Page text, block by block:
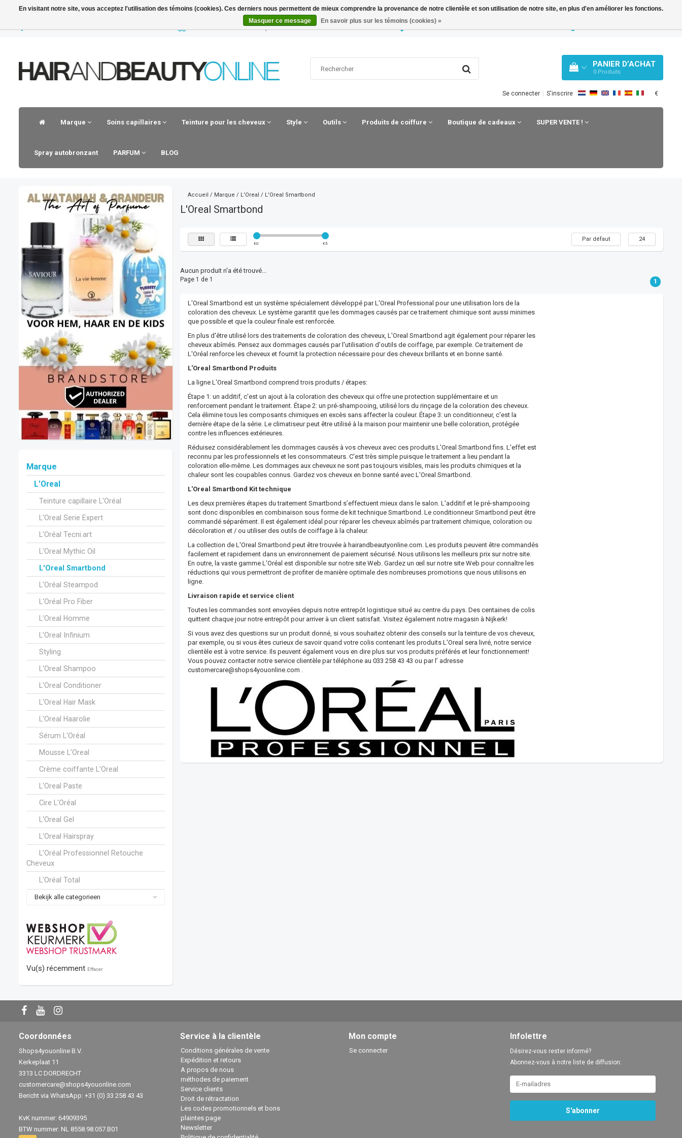
LIVRAISON RAPIDE VOOR 23.30 UUR BESTELD, MAANDAG IN HUIS* HAIRANDBEAUTY BLOG WHATSAPP: +31 33 258 43 43
PANIER D’ACHAT
0 Produits
Se connecter S'inscrire €
Marque Soins capillaires Teinture pour les cheveux Style Outils Produits de coiffure Boutique de cadeaux SUPER VENTE !
Spray autobronzant PARFUM BLOG
Marque
L'Oreal
Teinture capillaire L'Oréal
L‘Oreal Serie Expert
L'Oréal Tecni.art
L'Oreal Mythic Oil
L'Oreal Smartbond
L'Oréal Steampod
L'Oréal Pro Fiber
L'Oreal Homme
L'Oreal Infinium
Styling
L'Oreal Shampoo
L'Oreal Conditioner
L'Oreal Hair Mask
L'Oreal Haarolie
Sérum L'Oréal
Mousse L'Oreal
Crème coiffante L'Oreal
L'Oreal Paste
Cire L'Oréal
L'Oreal Gel
L'Oreal Hairspray
L'Oréal Professionnel Retouche
Cheveux
L'Oréal Total
Bekijk alle categorieen
Vu(s) récemment Effacer
Accueil / Marque / L'Oreal / L'Oreal Smartbond
L'Oreal Smartbond
€0 €5
Par défaut 24
Aucun produit n'a été trouvé...
Page 1 de 1 1
L'Oreal Smartbond est un système spécialement développé par L'Oreal Professional pour une utilisation lors de la
coloration des cheveux. Le système garantit que les dommages causés par ce traitement chimique sont aussi minimes
que possible et que la couleur finale est renforcée.
En plus d'être utilisé lors des traitements de coloration des cheveux, L'Oreal Smartbond agit également pour réparer les
cheveux abîmés. Pensez aux dommages causés par l'utilisation d'outils de coiffage, par exemple. Ce traitement de
L'Oréal renforce les cheveux et fournit la protection nécessaire pour des cheveux brillants et en bonne santé.
L'Oreal Smartbond Produits
La ligne L'Oreal Smartbond comprend trois produits / étapes:
Étape 1: un additif, c'est un ajout à la coloration des cheveux qui offre une protection supplémentaire et un
renforcement pendant le traitement. Étape 2: un pré-shampooing, utilisé lors du rinçage de la coloration des cheveux.
Cela élimine tous les composants chimiques en excès sans affecter la couleur. Étape 3: un conditionneur, c'est la
dernière étape de la série. Le climatiseur peut être utilisé à la maison pour maintenir une belle coloration, protégée
contre les influences extérieures.
Réduisez considérablement les dommages causés à vos cheveux avec ces produits L'Oreal Smartbond fins. L'effet est
reconnu par les professionnels et les consommateurs. C'est très simple puisque le traitement a lieu pendant la
coloration elle-même. Les dommages aux cheveux ne sont pas toujours visibles, mais les produits chimiques et la
chaleur sont les coupables connus. Gardez vos cheveux en bonne santé avec L'Oreal Smartbond.
L'Oreal Smartbond Kit technique
Les deux premières étapes du traitement Smartbond s’effectuent mieux dans le salon. L'additif et le pré-shampooing
sont donc disponibles en combinaison sous forme de kit technique Smartbond. Le conditionneur Smartbond peut être
commandé séparément. Il est également idéal pour réparer les cheveux abîmés par traitement chimique, coloration ou
décoloration et / ou utiliser des outils de coiffage à la chaleur.
La collection de L'Oreal Smartbond peut être trouvée à hairandbeautyonline.com. Les produits peuvent être commandés
facilement et rapidement dans un environnement de paiement sécurisé. Nous utilisons les meilleurs prix sur notre site.
En outre, la vaste gamme L'Oréal est disponible sur notre site Web. Gardez un œil sur notre site Web pour connaître les
réductions qui vous permettront de profiter de manière optimale des nombreuses promotions que nous utilisons en
ligne.
Livraison rapide et service client
Toutes les commandes sont envoyées depuis notre entrepôt logistique situé au centre du pays. Des centaines de colis
quittent chaque jour notre entrepôt pour arriver à un client satisfait. Visitez également notre magasin à Nijkerk!
Si vous avez des questions sur un produit donné, si vous souhaitez obtenir des conseils sur la teinture de vos cheveux,
par exemple, ou si vous êtes curieux de savoir quand votre colis contenant les produits L'Oreal sera livré, notre service
clientèle est à votre service. Ils peuvent également vous en dire plus sur vos produits préférés et leur fonctionnement!
Vous pouvez contacter notre service clientèle par téléphone au 033 258 43 43 ou par l’ adresse
customercare@shops4youonline.com
Coordonnées
Shops4youonline B.V.
Kerkeplaat 11
3313 LC DORDRECHT
customercare@shops4youonline.com
Bericht via WhatsApp: +31 (0) 33 258 43 43
KvK nummer: 64909395
BTW nummer: NL 8558.98.057.B01
Service à la clientèle
Conditions générales de vente
Expédition et retours
A propos de nous
méthodes de paiement
Service clients
Droit de rétractation
Les codes promotionnels et bons
plaintes page
Newsletter
Mon compte
Se connecter
Infolettre
Désirez-vous rester informé?
Abonnez-vous à notre liste de diffusion:
S'abonner
En visitant notre site, vous acceptez l'utilisation des témoins (cookies). Ces derniers nous permettent de mieux comprendre la provenance de notre clientèle et son utilisation de notre site, en plus d'en améliorer les fonctions.
Masquer ce message
En savoir plus sur les témoins (cookies) »